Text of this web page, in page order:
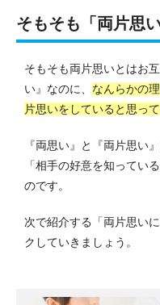
そもそも「両片思
そもそも両片思いとはお
い』なのに、 なんらかの
片思いをしていると思っ
『両思い』と『両片思い
「相手の好意を知ってい
のです。
次で紹介する「両片思い
クしていきましょう。